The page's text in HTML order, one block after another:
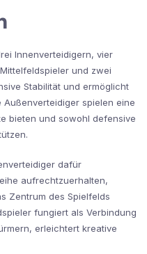
Innenverteidigern, vier
und zwei
Stabilität und ermöglicht
Außenverteidiger spielen eine
bieten und sowohl defensive
dafür
aufrechtzuerhalten,
Zentrum des Spielfelds
fungiert als Verbindung
erleichtert kreative